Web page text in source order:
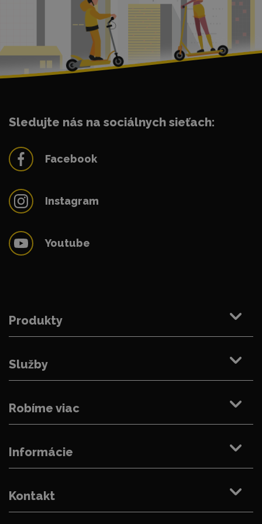
Sledujte nás na sociálnych sieťach:
Facebook
Instagram
Youtube
Produkty
Služby
Robíme viac
Informácie
Kontakt